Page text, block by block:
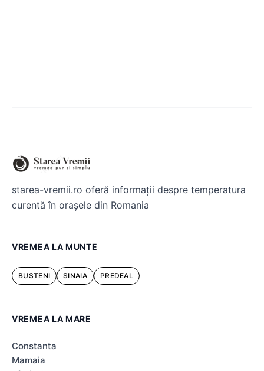
starea-vremii.ro oferă informații despre temperatura
curentă în orașele din Romania
VREMEA LA MUNTE
BUSTENI SINAIA PREDEAL
VREMEA LA MARE
Constanta
Mamaia